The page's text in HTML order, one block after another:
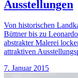
Ausstellungen
Von historischen
Büttner bis zu
abstrakter Malerei
attraktiven
7. Januar 2015